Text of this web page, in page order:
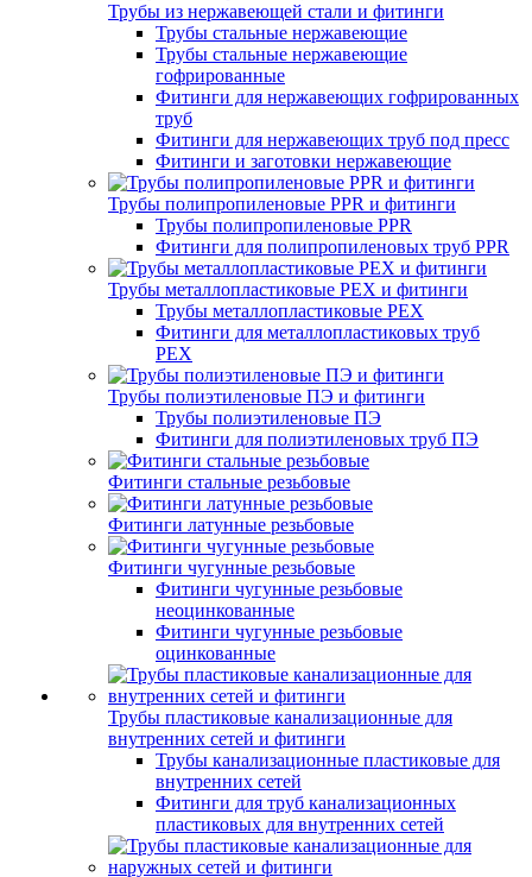
Трубы из нержавеющей стали и фитинги
Трубы стальные нержавеющие
Трубы стальные нержавеющие
гофрированные
Фитинги для нержавеющих гофрированных
труб
Фитинги для нержавеющих труб под пресс
Фитинги и заготовки нержавеющие
Трубы полипропиленовые PPR и фитинги
Трубы полипропиленовые PPR
Фитинги для полипропиленовых труб PPR
Трубы металлопластиковые PEX и фитинги
Трубы металлопластиковые PEX
Фитинги для металлопластиковых труб
PEX
Трубы полиэтиленовые ПЭ и фитинги
Трубы полиэтиленовые ПЭ
Фитинги для полиэтиленовых труб ПЭ
Фитинги стальные резьбовые
Фитинги латунные резьбовые
Фитинги чугунные резьбовые
Фитинги чугунные резьбовые
неоцинкованные
Фитинги чугунные резьбовые
оцинкованные
Трубы пластиковые канализационные для
внутренних сетей и фитинги
Трубы канализационные пластиковые для
внутренних сетей
Фитинги для труб канализационных
пластиковых для внутренних сетей